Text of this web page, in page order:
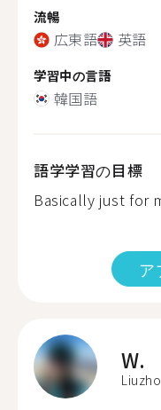
流暢
広東語 英語
学習中の言語
韓国語
語学学習の目標
Basically just for
ア
W.